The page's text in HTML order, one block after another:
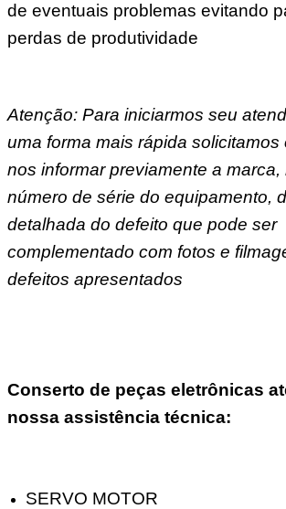
de eventuais problemas evitando
perdas de produtividade
Atenção: Para iniciarmos seu
uma forma mais rápida solicitamos
nos informar previamente a marca,
número de série do equipamento,
detalhada do defeito que pode ser
complementado com fotos e
defeitos apresentados
Conserto de peças eletrônicas
nossa assistência técnica:
SERVO MOTOR